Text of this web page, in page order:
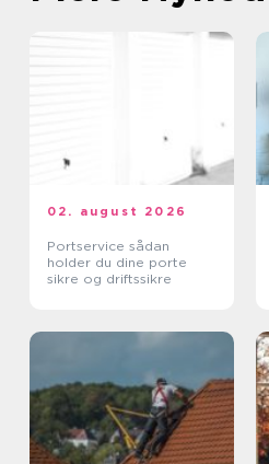
02. august 2026
Portservice sådan
holder du dine porte
sikre og driftssikre